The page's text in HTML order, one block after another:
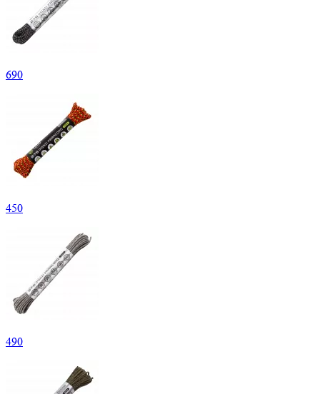
690
450
490